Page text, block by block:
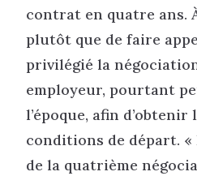
contrat en quatre ans.
plutôt que de faire
privilégié la
employeur, pourtant
l’époque, afin
conditions de départ.
de la quatrième